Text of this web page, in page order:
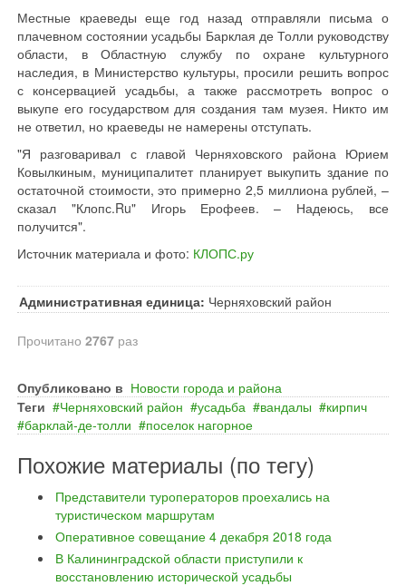
Местные краеведы еще год назад отправляли письма о
плачевном состоянии усадьбы Барклая де Толли руководству
области, в Областную службу по охране культурного
наследия, в Министерство культуры, просили решить вопрос
с консервацией усадьбы, а также рассмотреть вопрос о
выкупе его государством для создания там музея. Никто им
не ответил, но краеведы не намерены отступать.
"Я разговаривал с главой Черняховского района Юрием
Ковылкиным, муниципалитет планирует выкупить здание по
остаточной стоимости, это примерно 2,5 миллиона рублей, –
сказал "Клопс.Ru" Игорь Ерофеев. – Надеюсь, все
получится".
Источник материала и фото: КЛОПС.ру
Административная единица: Черняховский район
Прочитано 2767 раз
Опубликовано в Новости города и района
Теги
Черняховский район усадьба вандалы
кирпич
барклай‐де‐толли
поселок нагорное
Похожие материалы (по тегу)
Представители туроператоров проехались на
туристическом маршрутам
Оперативное совещание 4 декабря 2018 года
В Калининградской области приступили к
восстановлению исторической усадьбы